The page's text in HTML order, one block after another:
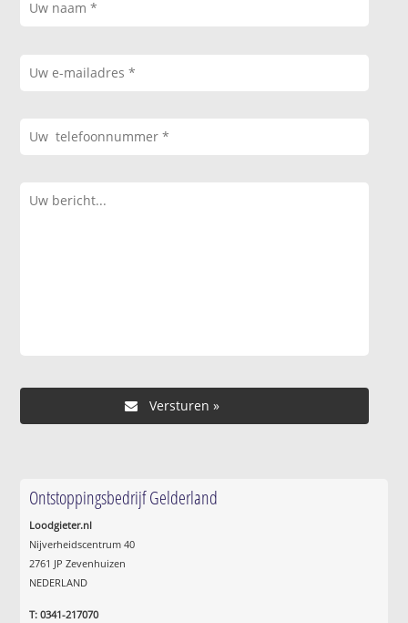
Ontstoppingsbedrijf Gelderland
Loodgieter.nl
Nijverheidscentrum 40
2761 JP Zevenhuizen
NEDERLAND
T: 0341-217070